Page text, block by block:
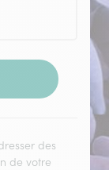
des
de votre